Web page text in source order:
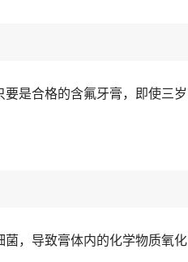
是合格的含氟牙膏，即使三岁
，导致膏体内的化学物质氧化